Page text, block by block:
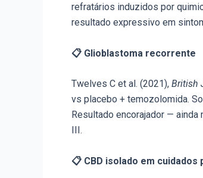
refratários induzidos por
resultado expressivo em
📋 Glioblastoma recorrente
Twelves C et al. (2021), British
vs placebo + temozolomida.
Resultado encorajador —
III.
📋 CBD isolado em cuidados